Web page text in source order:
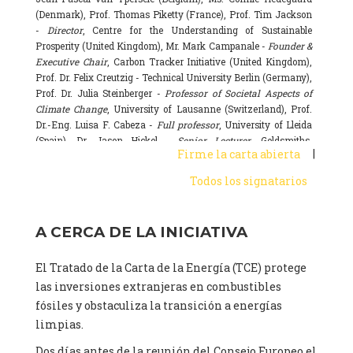
(Denmark), Prof. Thomas Piketty (France), Prof. Tim Jackson
- Director, Centre for the Understanding of Sustainable
Prosperity (United Kingdom), Mr. Mark Campanale -Founder &
Executive Chair, Carbon Tracker Initiative (United Kingdom),
Prof. Dr. Felix Creutzig - Technical University Berlin (Germany),
Prof. Dr. Julia Steinberger -Professor of Societal Aspects of
Climate Change, University of Lausanne (Switzerland), Prof.
Dr.-Eng. Luisa F. Cabeza - Full professor, University of Lleida
(Spain), Dr. Jason Hickel -
Senior Lecturer, Goldsmiths,
University of London (United Kingdom), Prof. Dominique
Executive Director & Professor, Arctic
National Research Council (CSIC) (Spain), Dr. Alain Grandjean
(Netherlands), Mr. Hans-Josef Fell -President, Energy Watch
Group (Germany), Ms. Sarah Butler-Sloss -Founder of the
Ashden Awards, a leading sustainable energy prize in the UK
www.ashden.org (United Kingdom), Dr. Kyla Tienhaara -
Canada Research Chair in Economy and Environment,
Assistant Professor , Queen's University, Canada (Canada), Mr.
Firme la carta abierta
|
Todos los signatarios
A CERCA DE LA INICIATIVA
El Tratado de la Carta de la Energía (TCE) protege
las inversiones extranjeras en combustibles
fósiles y obstaculiza la transición a energías
limpias.